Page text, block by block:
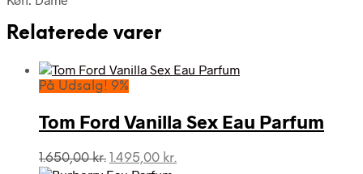
Relaterede varer
På Udsalg! 9%
Tom Ford Vanilla Sex Eau Parfum
1.650,00kr. Den
1.495,00 kr.